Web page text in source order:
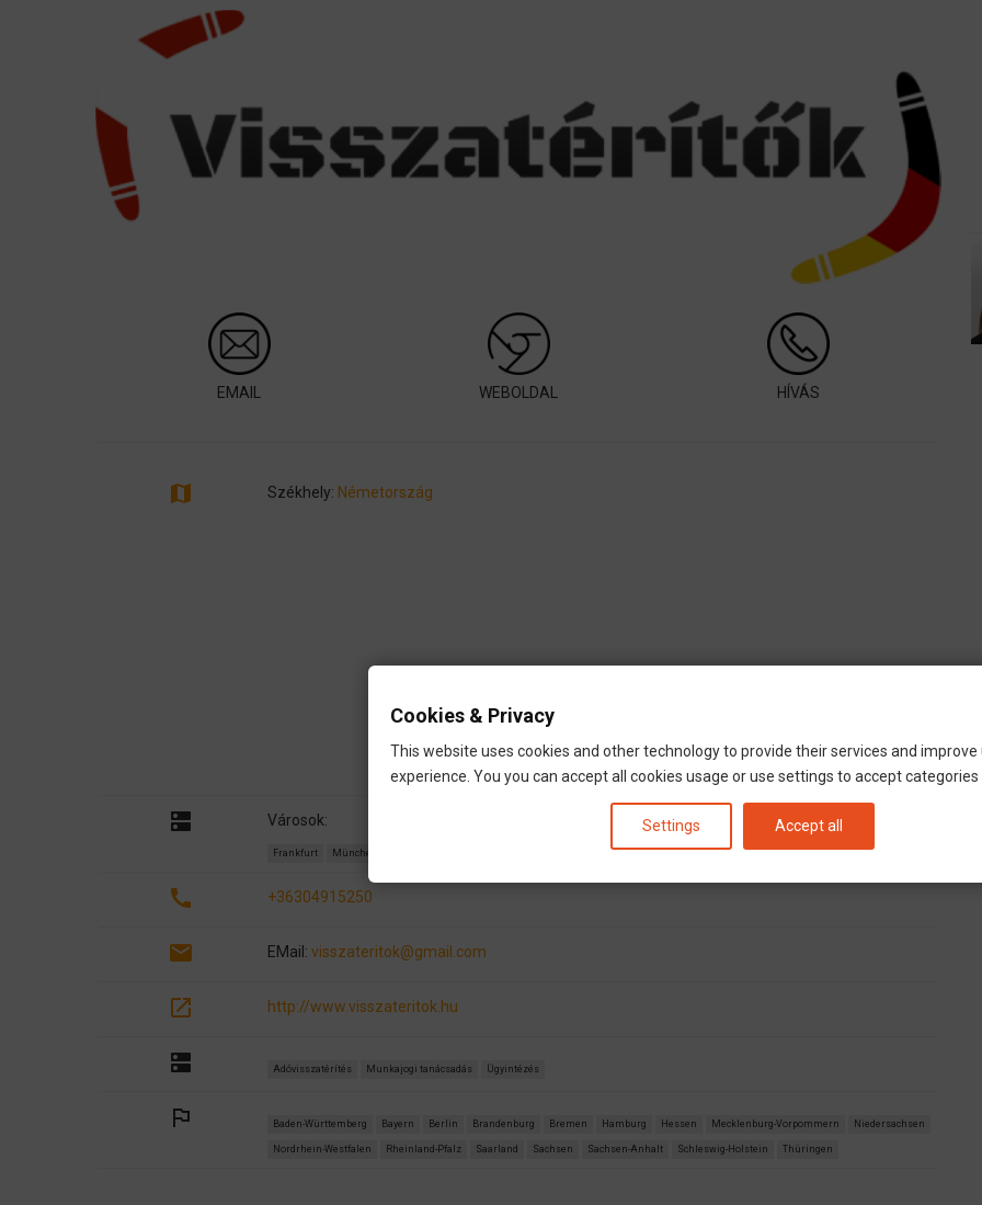
EMAIL WEBOLDAL HÍVÁS
map Székhely: Németország
dns Városok:
Frankfurt München Albstadt Dusiburg
call +36304915250
email EMail: visszateritok@gmail.com
open_in_new http://www.visszateritok.hu
dns Adóvisszatérítés Munkajogi tanácsadás Ügyintézés
outlined_flag Baden-Württemberg Bayern Berlin Brandenburg Bremen Hamburg Hessen Mecklenburg-Vorpommern Niedersachsen
Nordrhein-Westfalen Rheinland-Pfalz Saarland Sachsen Sachsen-Anhalt Schleswig-Holstein Thüringen
Cookies & Privacy
This website uses cookies and other technology to provide their services and improve
experience. You you can accept all cookies usage or use settings to accept categories
Settings Accept all